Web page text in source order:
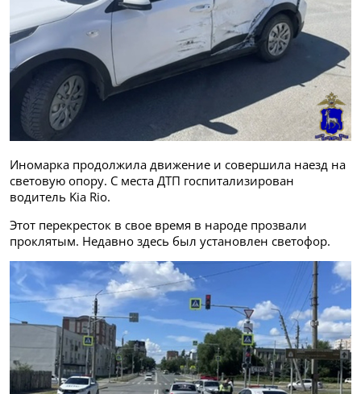
Иномарка продолжила движение и совершила наезд на
световую опору. С места ДТП госпитализирован
водитель Kia Rio.
Этот перекресток в свое время в народе прозвали
проклятым. Недавно здесь был установлен светофор.